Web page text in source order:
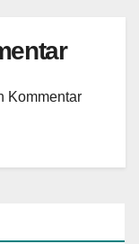
Kommentar